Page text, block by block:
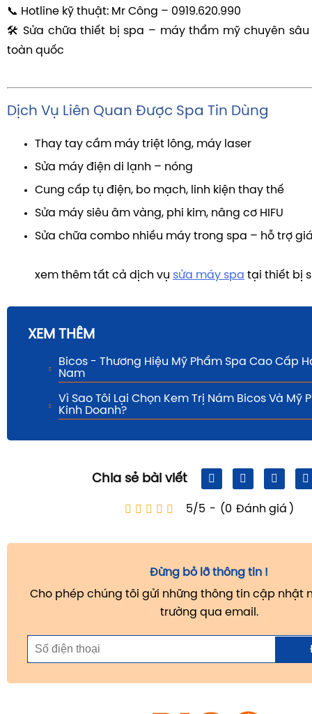
📞 Hotline kỹ thuật: Mr Công – 0919.620.990
🛠 Sửa chữa thiết bị spa – máy thẩm mỹ chuyên
toàn quốc
Dịch Vụ Liên Quan Được Spa Tin Dùng
Thay tay cầm máy triệt lông, máy laser
Sửa máy điện di lạnh – nóng
Cung cấp tụ điện, bo mạch, linh kiện thay thế
Sửa máy siêu âm vàng, phi kim, nâng cơ HIFU
Sửa chữa combo nhiều máy trong spa – hỗ trợ
xem thêm tất cả dịch vụ sửa máy spa tại thiết bị
XEM THÊM
Bicos - Thương Hiệu Mỹ Phẩm Spa Cao Cấp
Nam
Vì Sao Tôi Lại Chọn Kem Trị Nám Bicos Và Mỹ
Kinh Doanh?
Chia sẻ bài viết
5/5 - (0 Đánh giá )
Đừng bỏ lỡ thông tin !
Cho phép chúng tôi gửi những thông tin cập nhật
trường qua email.